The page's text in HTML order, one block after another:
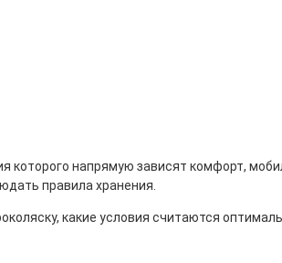
которого напрямую зависят комфорт,
правила хранения.
какие условия считаются